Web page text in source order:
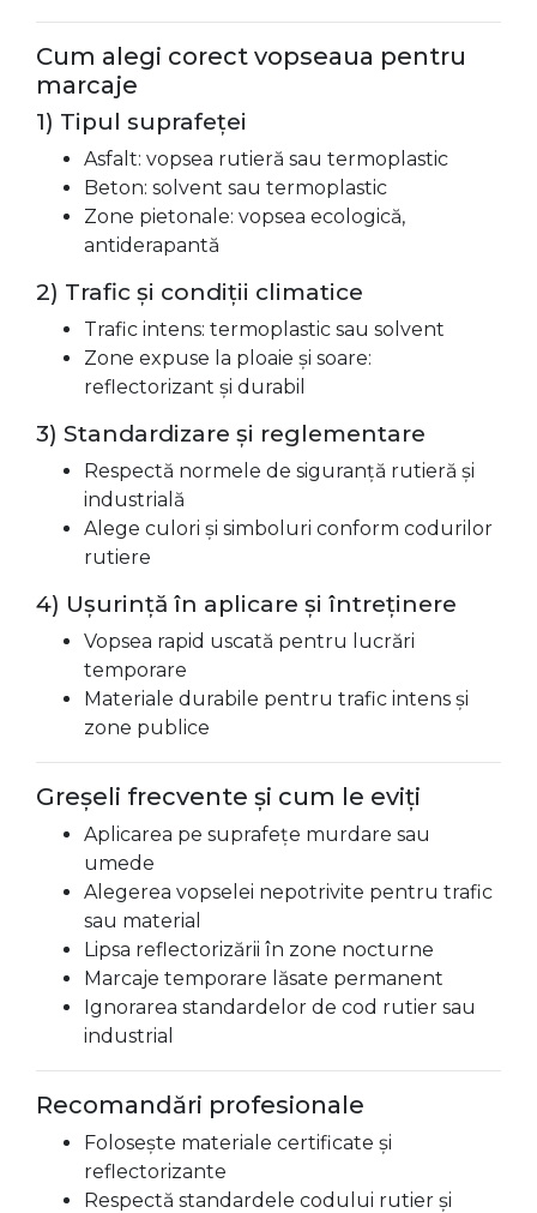
Cum alegi corect vopseaua pentru
marcaje
1) Tipul suprafeței
Asfalt: vopsea rutieră sau termoplastic
Beton: solvent sau termoplastic
Zone pietonale: vopsea ecologică,
antiderapantă
2) Trafic și condiții climatice
Trafic intens: termoplastic sau solvent
Zone expuse la ploaie și soare:
reflectorizant și durabil
3) Standardizare și reglementare
Respectă normele de siguranță rutieră și
industrială
Alege culori și simboluri conform codurilor
rutiere
4) Ușurință în aplicare și întreținere
Vopsea rapid uscată pentru lucrări
temporare
Materiale durabile pentru trafic intens și
zone publice
Greșeli frecvente și cum le eviți
Aplicarea pe suprafețe murdare sau
umede
Alegerea vopselei nepotrivite pentru trafic
sau material
Lipsa reflectorizării în zone nocturne
Marcaje temporare lăsate permanent
Ignorarea standardelor de cod rutier sau
industrial
Recomandări profesionale
Folosește materiale certificate și
reflectorizante
Respectă standardele codului rutier și